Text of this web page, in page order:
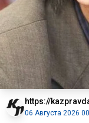
https://
06 Августа 2026